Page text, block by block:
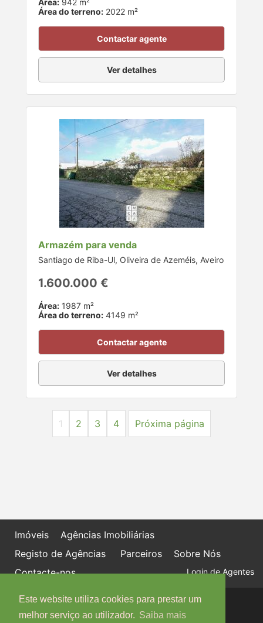
Este website utiliza cookies para prestar um
melhor serviço ao utilizador. Saiba mais
Área do terreno: 2022 m²
Contactar agente
Ver detalhes
Armazém para venda
Santiago de Riba-Ul, Oliveira de Azeméis, Aveiro
1.600.000 €
Área: 1987 m²
Área do terreno: 4149 m²
Contactar agente
Ver detalhes
1 2 3 4 Próxima página
Imóveis
Agências Imobiliárias
Registo de Agências
Parceiros
Sobre Nós
Contacte-nos
Login de Agentes
Política de proteção de dados
Livro de Reclamações online